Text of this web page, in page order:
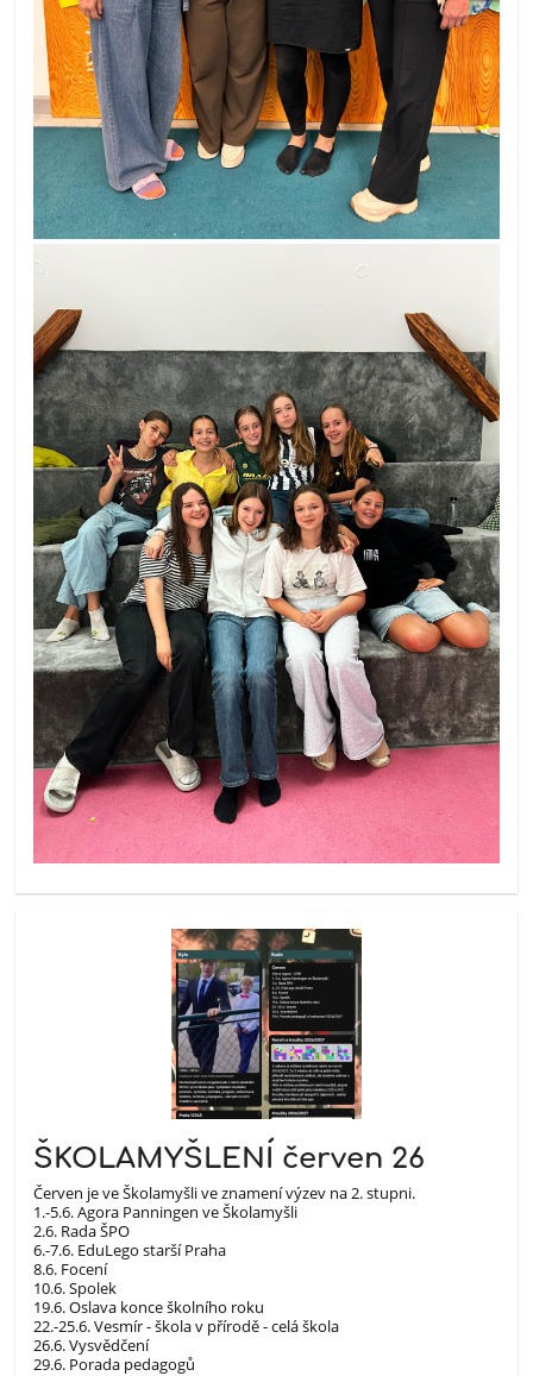
ŠKOLAMYŠLENÍ červen 26
Červen je ve Školamyšli ve znamení výzev na 2. stupni.
1.-5.6. Agora Panningen ve Školamyšli
2.6. Rada ŠPO
6.-7.6. EduLego starší Praha
8.6. Focení
10.6. Spolek
19.6. Oslava konce školního roku
22.-25.6. Vesmír - škola v přírodě - celá škola
26.6. Vysvědčení
29.6. Porada pedagogů